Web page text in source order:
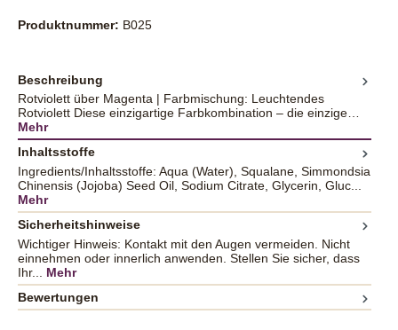
Produktnummer: B025
Beschreibung
Rotviolett über Magenta | Farbmischung: Leuchtendes
Rotviolett Diese einzigartige Farbkombination – die einzige…
Mehr
Inhaltsstoffe
Ingredients/Inhaltsstoffe: Aqua (Water), Squalane, Simmondsia
Chinensis (Jojoba) Seed Oil, Sodium Citrate, Glycerin, Gluc...
Mehr
Sicherheitshinweise
Wichtiger Hinweis: Kontakt mit den Augen vermeiden. Nicht
einnehmen oder innerlich anwenden. Stellen Sie sicher, dass
Ihr... Mehr
Bewertungen